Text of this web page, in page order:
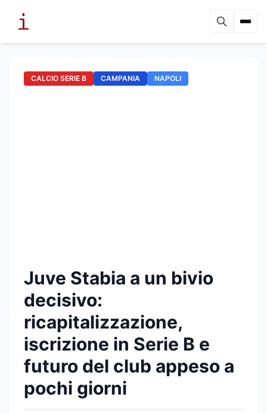
CALCIO SERIE B CAMPANIA NAPOLI
Juve Stabia a un bivio
decisivo:
ricapitalizzazione,
iscrizione in Serie B e
futuro del club appeso a
pochi giorni